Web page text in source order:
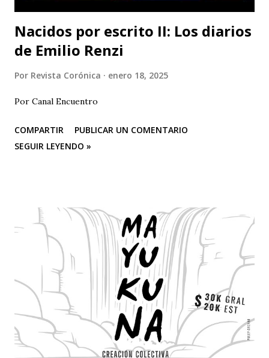
Nacidos por escrito II: Los diarios
de Emilio Renzi
Por Revista Corónica enero 18, 2025
Por Canal Encuentro
COMPARTIR
PUBLICAR UN COMENTARIO
SEGUIR LEYENDO »